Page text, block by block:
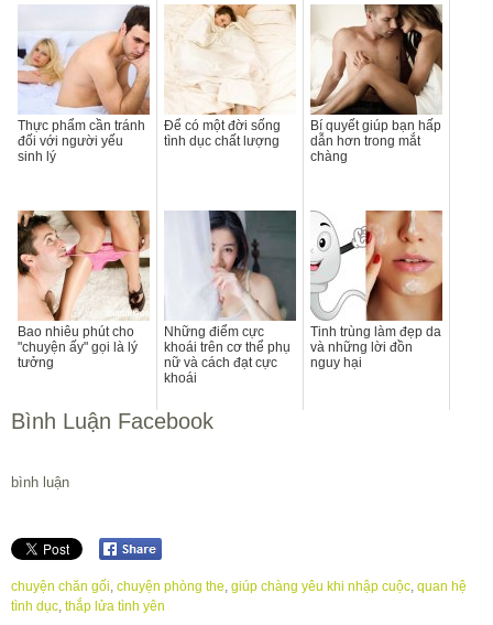
Thực phẩm cần tránh
đối với người yếu
sinh lý
Để có một đời sống
tình dục chất lượng
Bí quyết giúp bạn hấp
dẫn hơn trong mắt
chàng
Bao nhiêu phút cho
"chuyện ấy" gọi là lý
tưởng
Những điểm cực
khoái trên cơ thể phụ
nữ và cách đạt cực
khoái
Tinh trùng làm đẹp da
và những lời đồn
nguy hại
Bình Luận Facebook
bình luận
chuyện chăn gối, chuyện phòng the, giúp chàng yêu khi nhập cuộc, quan hệ
tình dục, thắp lửa tình yên